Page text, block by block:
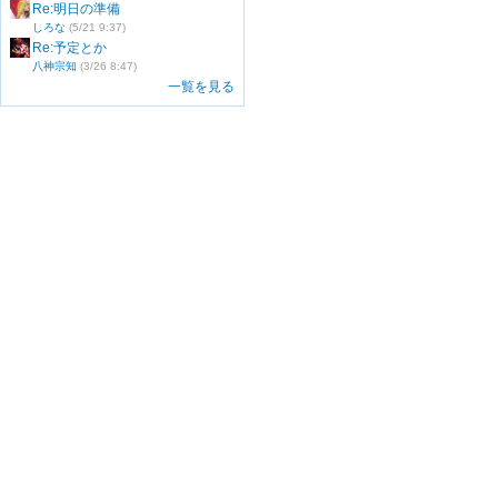
Re:明日の準備
しろな (5/21 9:37)
Re:予定とか
八神宗知 (3/26 8:47)
一覧を見る